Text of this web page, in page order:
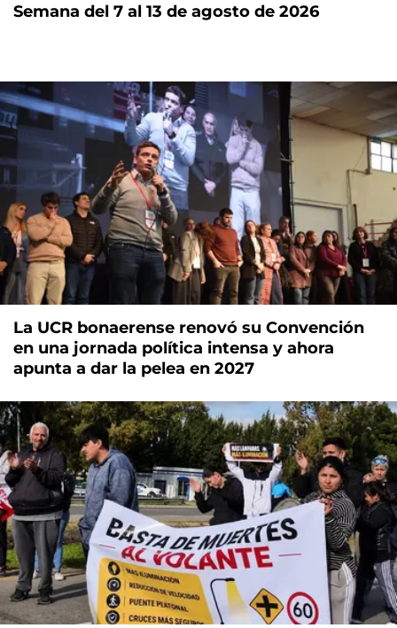
Semana del 7 al 13 de agosto de 2026
La UCR bonaerense renovó su Convención
en una jornada política intensa y ahora
apunta a dar la pelea en 2027